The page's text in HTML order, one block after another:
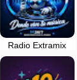
Radio Extramix
Variadisima en vivo